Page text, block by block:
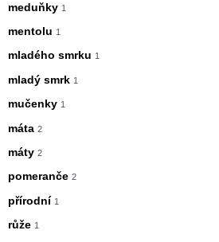
meduňky 1
mentolu 1
mladého smrku 1
mladý smrk 1
mučenky 1
máta 2
máty 2
pomeranče 2
přírodní 1
růže 1